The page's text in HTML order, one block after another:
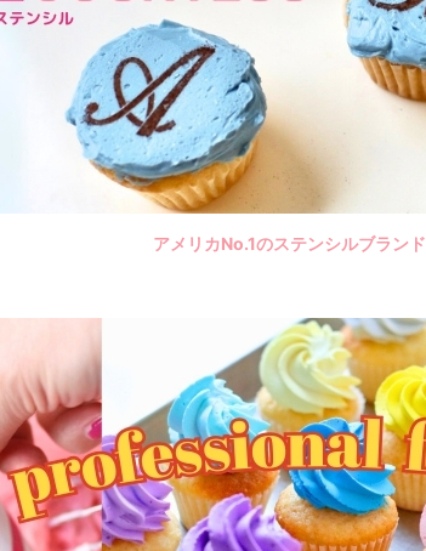
アメリカNo.1のステンシルブランド